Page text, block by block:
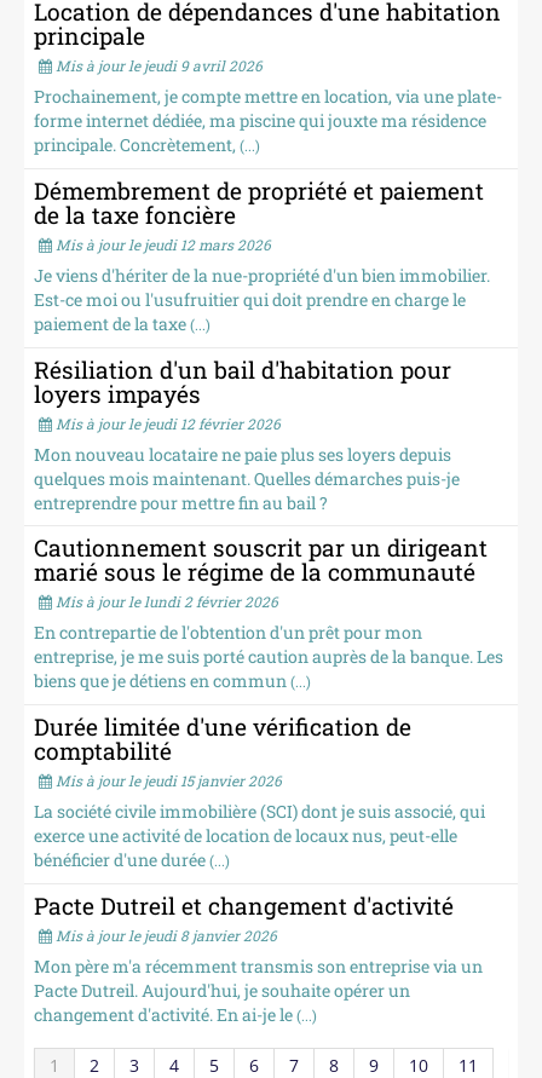
Location de dépendances d'une habitation
principale
Mis à jour le jeudi 9 avril 2026
Prochainement, je compte mettre en location, via une plate-
forme internet dédiée, ma piscine qui jouxte ma résidence
principale. Concrètement, (...)
Démembrement de propriété et paiement
de la taxe foncière
Mis à jour le jeudi 12 mars 2026
Je viens d'hériter de la nue-propriété d'un bien immobilier.
Est-ce moi ou l'usufruitier qui doit prendre en charge le
paiement de la taxe (...)
Résiliation d'un bail d'habitation pour
loyers impayés
Mis à jour le jeudi 12 février 2026
Mon nouveau locataire ne paie plus ses loyers depuis
quelques mois maintenant. Quelles démarches puis-je
entreprendre pour mettre fin au bail ?
Cautionnement souscrit par un dirigeant
marié sous le régime de la communauté
Mis à jour le lundi 2 février 2026
En contrepartie de l'obtention d'un prêt pour mon
entreprise, je me suis porté caution auprès de la banque. Les
biens que je détiens en commun (...)
Durée limitée d'une vérification de
comptabilité
Mis à jour le jeudi 15 janvier 2026
La société civile immobilière (SCI) dont je suis associé, qui
exerce une activité de location de locaux nus, peut-elle
bénéficier d'une durée (...)
Pacte Dutreil et changement d'activité
Mis à jour le jeudi 8 janvier 2026
Mon père m'a récemment transmis son entreprise via un
Pacte Dutreil. Aujourd'hui, je souhaite opérer un
changement d'activité. En ai-je le (...)
1 2 3 4 5 6 7 8 9 10
11